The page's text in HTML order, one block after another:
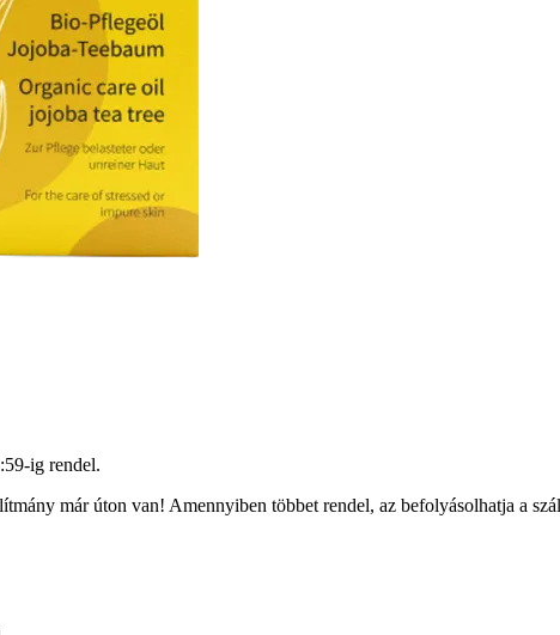
ig rendel.
már úton van! Amennyiben többet rendel, az befolyásolhatja a